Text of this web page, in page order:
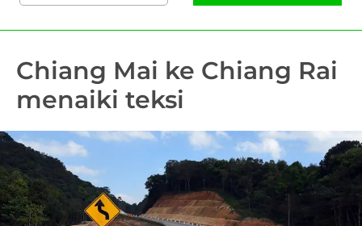
Chiang Mai ke Chiang Rai
menaiki teksi